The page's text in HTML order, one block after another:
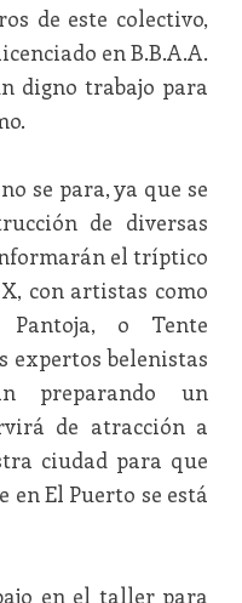
de este colectivo,
en B.B.A.A.
digno trabajo para
se para, ya que se
de diversas
el tríptico
con artistas como
Pantoja, o Tente
expertos belenistas
preparando un
de atracción a
ciudad para que
en El Puerto se está
en el taller para